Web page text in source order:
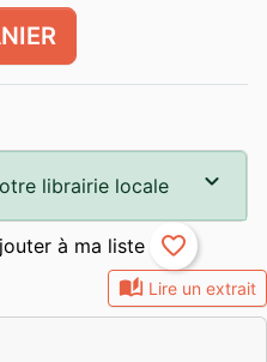
auto_stories Lire un extrait
librairie locale
favorite_border